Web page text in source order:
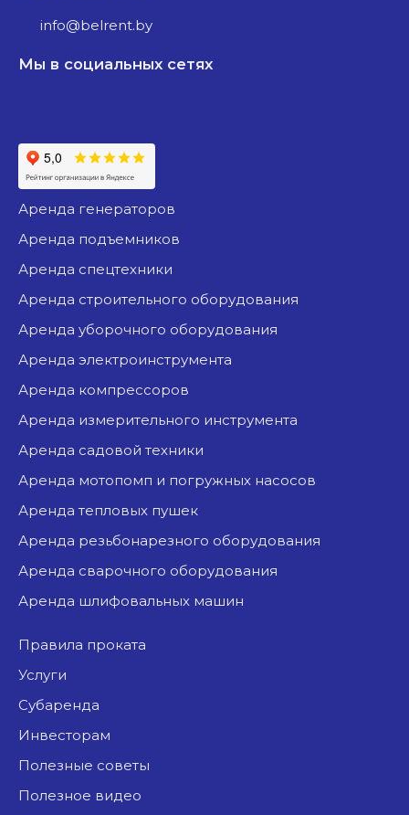
info@belrent.by
Мы в социальных сетях
аренда генераторов
аренда подъемников
аренда спецтехники
аренда строительного оборудования
аренда уборочного оборудования
аренда электроинструмента
аренда компрессоров
аренда измерительного инструмента
аренда садовой техники
аренда мотопомп и погружных насосов
аренда тепловых пушек
аренда резьбонарезного оборудования
аренда сварочного оборудования
аренда шлифовальных машин
Правила проката
Услуги
Субаренда
Инвесторам
Полезные советы
Полезное видео